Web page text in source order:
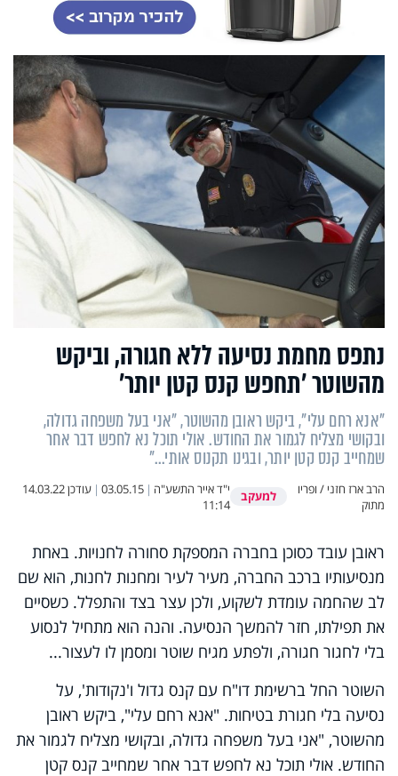
נתפס מחמת נסיעה ללא חגורה, וביקש
מהשוטר ’תחפש קנס קטן יותר’
"אנא רחם עלי", ביקש ראובן מהשוטר, "אני בעל משפחה גדולה,
ובקושי מצליח לגמור את החודש. אולי תוכל נא לחפש דבר אחר
שמחייב קנס קטן יותר, ובגינו תקנוס אותי..."
הרב ארז חזני / ופריו
מתוק
למעקב י"ד אייר התשע"ה |
03.05.15
| עודכן14.03.22
11:14
ראובן עובד כסוכן בחברה המספקת סחורה לחנויות. באחת
מנסיעותיו ברכב החברה, מעיר לעיר ומחנות לחנות, הוא שם
לב שהחמה עומדת לשקוע, ולכן עצר בצד והתפלל. כשסיים
את תפילתו, חזר להמשך הנסיעה. והנה הוא מתחיל לנסוע
בלי לחגור חגורה, ולפתע מגיח שוטר ומסמן לו לעצור...
השוטר החל ברשימת דו"ח עם קנס גדול ו'נקודות', על
נסיעה בלי חגורת בטיחות. "אנא רחם עלי", ביקש ראובן
מהשוטר, "אני בעל משפחה גדולה, ובקושי מצליח לגמור את
החודש. אולי תוכל נא לחפש דבר אחר שמחייב קנס קטן